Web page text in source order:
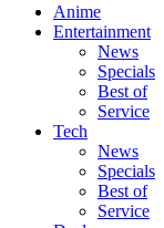
Anime
Entertainment
News
Specials
Best of
Service
Tech
News
Specials
Best of
Service